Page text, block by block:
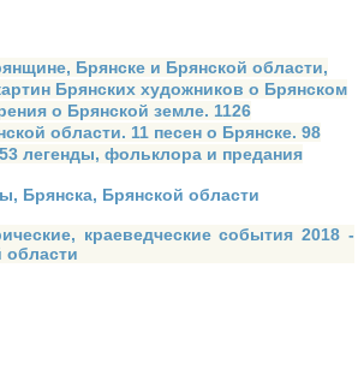
Брянске и Брянской области,
Брянских художников о Брянском
о Брянской земле. 1126
области. 11 песен о Брянске. 98
легенды, фольклора и предания
Брянска, Брянской области
краеведческие события 2018 -
области